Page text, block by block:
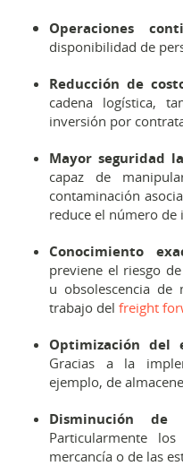
Operaciones
disponibilidad de
Reducción de
cadena logística,
inversión por
Mayor seguridad
capaz de
contaminación
reduce el número de
Conocimiento
previene el riesgo
u obsolescencia
trabajo del freight
Optimización del
Gracias a la
ejemplo, de
Disminución de
Particularmente
mercancía o de las